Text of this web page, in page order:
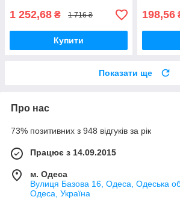
1 252,68 ₴ 1 716 ₴
Купити
198,56
Показати ще
Про нас
73% позитивних з 948 відгуків за рік
Працює з 14.09.2015
м. Одеса
Вулиця Базова 16, Одеса, Одеська
Одеса, Україна